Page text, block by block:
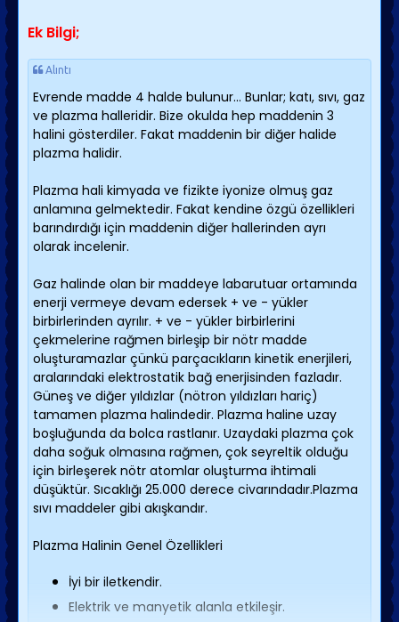
Ek Bilgi;
Alıntı
Evrende madde 4 halde bulunur... Bunlar; katı, sıvı, gaz
ve plazma halleridir. Bize okulda hep maddenin 3
halini gösterdiler. Fakat maddenin bir diğer halide
plazma halidir.
Plazma hali kimyada ve fizikte iyonize olmuş gaz
anlamına gelmektedir. Fakat kendine özgü özellikleri
barındırdığı için maddenin diğer hallerinden ayrı
olarak incelenir.
Gaz halinde olan bir maddeye labarutuar ortamında
enerji vermeye devam edersek + ve - yükler
birbirlerinden ayrılır. + ve - yükler birbirlerini
çekmelerine rağmen birleşip bir nötr madde
oluşturamazlar çünkü parçacıkların kinetik enerjileri,
aralarındaki elektrostatik bağ enerjisinden fazladır.
Güneş ve diğer yıldızlar (nötron yıldızları hariç)
tamamen plazma halindedir. Plazma haline uzay
boşluğunda da bolca rastlanır. Uzaydaki plazma çok
daha soğuk olmasına rağmen, çok seyreltik olduğu
için birleşerek nötr atomlar oluşturma ihtimali
düşüktür. Sıcaklığı 25.000 derece civarındadır.Plazma
sıvı maddeler gibi akışkandır.
Plazma Halinin Genel Özellikleri
İyi bir iletkendir.
Elektrik ve manyetik alanla etkileşir.